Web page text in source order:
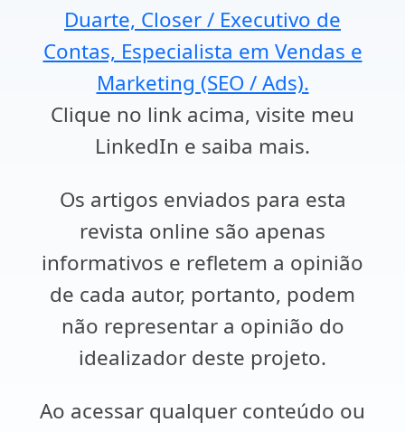
Duarte, Closer / Executivo de
Contas, Especialista em Vendas e
Marketing (SEO / Ads).
Clique no link acima, visite meu
LinkedIn e saiba mais.
Os artigos enviados para esta
revista online são apenas
informativos e refletem a opinião
de cada autor, portanto, podem
não representar a opinião do
idealizador deste projeto.
Ao acessar qualquer conteúdo ou